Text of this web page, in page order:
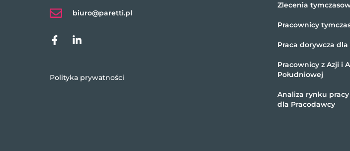
biuro@paretti.pl
Polityka prywatności
Zlecenia
Pracownicy
Praca dorywcza
Pracownicy z Azji i
Południowej
Analiza rynku
dla Pracodawcy